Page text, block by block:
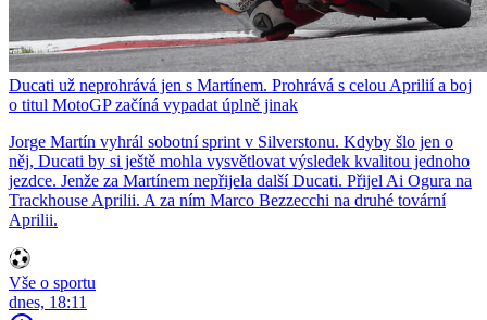
Ducati už neprohrává jen s Martínem. Prohrává s celou Aprilií a boj
o titul MotoGP začíná vypadat úplně jinak
Jorge Martín vyhrál sobotní sprint v Silverstonu. Kdyby šlo jen o
něj, Ducati by si ještě mohla vysvětlovat výsledek kvalitou jednoho
jezdce. Jenže za Martínem nepřijela další Ducati. Přijel Ai Ogura na
Trackhouse Aprilii. A za ním Marco Bezzecchi na druhé tovární
Aprilii.
Vše o sportu
dnes, 18:11